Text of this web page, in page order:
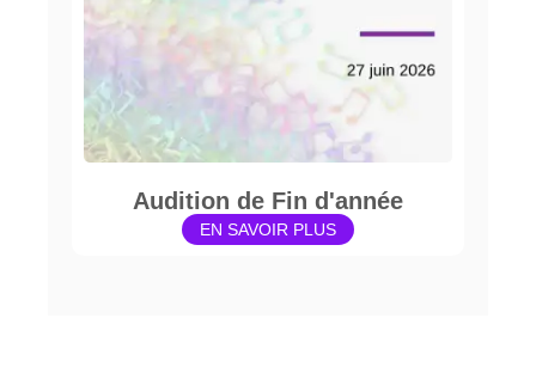
Audition de Fin d'année
EN SAVOIR PLUS